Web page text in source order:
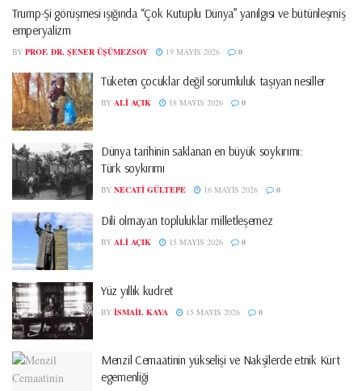
Trump-Şi görüşmesi ışığında “Çok Kutuplu Dünya” yanılgısı ve bütünleşmiş
emperyalizm
BY PROF. DR. ŞENER ÜŞÜMEZSOY 19 MAYIS 2026 0
Tüketen çocuklar değil sorumluluk taşıyan nesiller
BY ALI AÇIK 18 MAYIS 2026 0
Dünya tarihinin saklanan en büyük soykırımı:
Türk soykırımı
BY NECATI GÜLTEPE 16 MAYIS 2026 0
Dili olmayan topluluklar milletleşemez
BY ALI AÇIK 15 MAYIS 2026 0
Yüz yıllık kudret
BY İSMAIL KAYA 15 MAYIS 2026 0
Menzil Cemaatinin yükselişi ve Nakşîlerde etnik Kürt
egemenliği